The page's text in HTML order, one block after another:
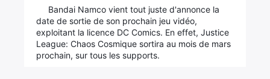
Bandai Namco vient tout juste d'annonce la
date de sortie de son prochain jeu vidéo,
exploitant la licence DC Comics. En effet, Justice
League: Chaos Cosmique sortira au mois de mars
prochain, sur tous les supports.